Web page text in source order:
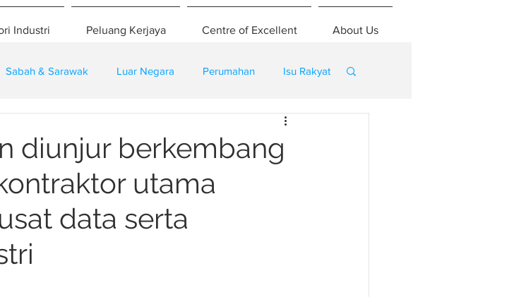
Industri Peluang Kerjaya Centre of Excellent About Us
Sabah & Sarawak Luar Negara Perumahan Isu Rakyat
diunjur berkembang
utama
data serta